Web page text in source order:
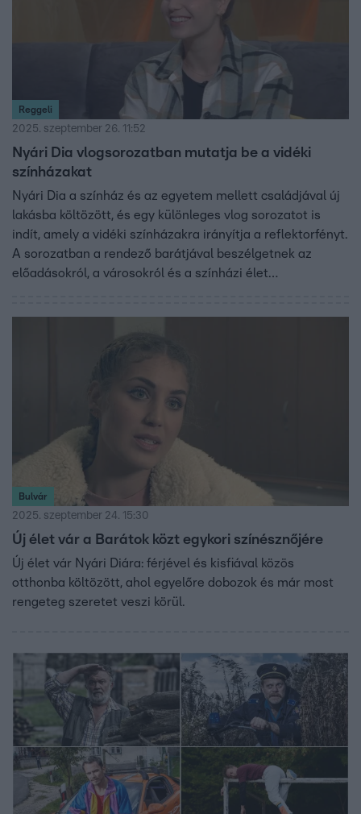
Reggeli
2025. szeptember 26. 11:52
Nyári Dia vlogsorozatban mutatja be a vidéki
színházakat
Nyári Dia a színház és az egyetem mellett családjával új
lakásba költözött, és egy különleges vlog sorozatot is
indít, amely a vidéki színházakra irányítja a reflektorfényt.
A sorozatban a rendező barátjával beszélgetnek az
előadásokról, a városokról és a színházi élet
Bulvár
2025. szeptember 24. 15:30
Új élet vár a Barátok közt egykori színésznőjére
Új élet vár Nyári Diára: férjével és kisfiával közös
otthonba költözött, ahol egyelőre dobozok és már most
rengeteg szeretet veszi körül.